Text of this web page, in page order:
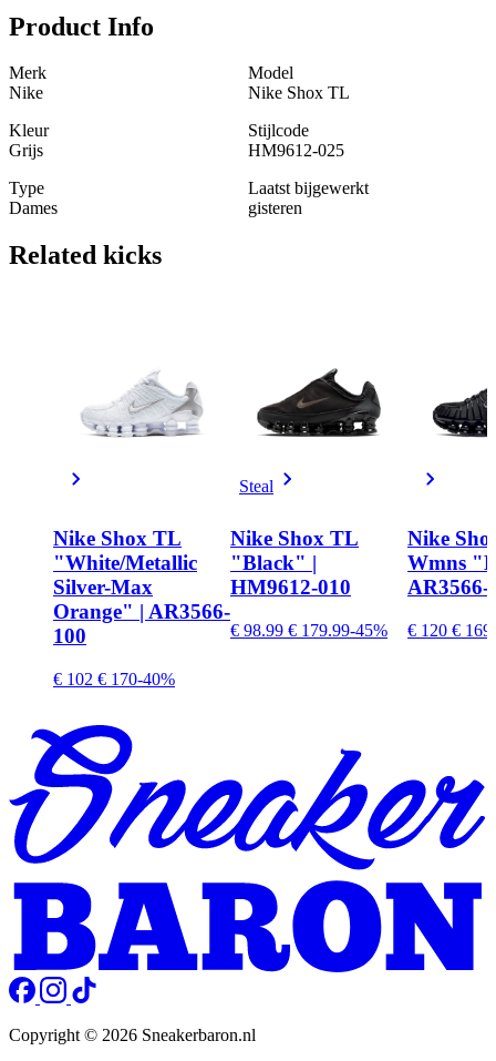
Product Info
Merk
Nike
Model
Nike Shox TL
Kleur
Grijs
Stijlcode
HM9612-025
Type
Dames
Laatst bijgewerkt
gisteren
Related kicks
Nike Shox TL
"White/Metallic
Silver-Max
Orange" | AR3566-
100
€ 102 € 170-40%
Steal
Nike Shox TL
"Black" |
HM9612-010
€ 98.99 € 179.99-45%
Nike
Wmns
AR3566-
€ 120 €
Copyright © 2026 Sneakerbaron.nl